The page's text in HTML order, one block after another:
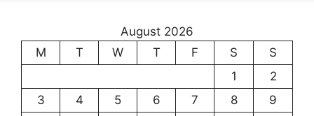
August 2026
M
T W T F S
S
1
2
3
4 5 6 7 8
9